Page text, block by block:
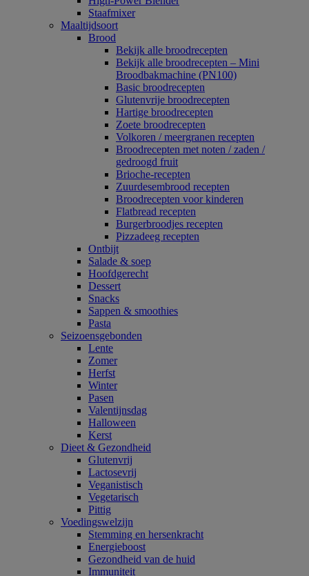
Staafmixer
Maaltijdsoort
Brood
Bekijk alle broodrecepten
Bekijk alle broodrecepten – Mini
Broodbakmachine (PN100)
Basic broodrecepten
Glutenvrije broodrecepten
Hartige broodrecepten
Zoete broodrecepten
Volkoren / meergranen recepten
Broodrecepten met noten / zaden /
gedroogd fruit
Brioche-recepten
Zuurdesembrood recepten
Broodrecepten voor kinderen
Flatbread recepten
Burgerbroodjes recepten
Pizzadeeg recepten
Ontbijt
Salade & soep
Hoofdgerecht
Dessert
Snacks
Sappen & smoothies
Pasta
Seizoensgebonden
Lente
Zomer
Herfst
Winter
Pasen
Valentijnsdag
Halloween
Kerst
Dieet & Gezondheid
Glutenvrij
Lactosevrij
Veganistisch
Vegetarisch
Pittig
Voedingswelzijn
Stemming en hersenkracht
Energieboost
Gezondheid van de huid
Immuniteit